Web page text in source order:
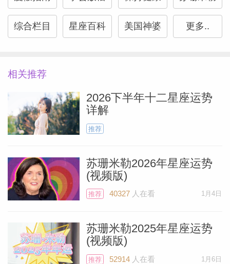
并且会尽情享受其中的每一刻。你的魅力与
吸引力会格外地强烈。
5月1日的满月位于天蝎座的11度，出现在
的目的更可能是公差而不是休闲度假，但这
次旅程本身在许多层面都会非常特别而且充
满乐趣。木星仍位于你代表劳动所得的第二
宫，会跟本次满月形成直接的和谐相位（相
距八度的三分相——允许度虽然比较大但是
还是很有意义），喻示你这一次的出行可能
冥王星将会对本次满月和太阳施加压力，因
此可能有重要人物会提出苛刻的要求。如果
综合栏目 星座百科 美国神婆 更多..
相关推荐
2026下半年十二星座运势
详解
推荐
苏珊米勒2026年星座运势
(视频版)
推荐 40327人在看 1月4日
苏珊米勒2025年星座运势
(视频版)
推荐 52914人在看 1月6日